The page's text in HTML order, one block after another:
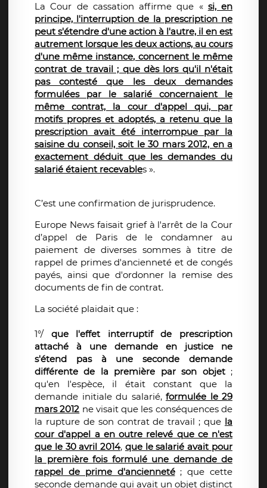
La Cour de cassation affirme que « si, en
principe, l'interruption de la prescription ne
peut s'étendre d'une action à l'autre, il en est
autrement lorsque les deux actions, au cours
d'une même instance, concernent le même
contrat de travail ; que dès lors qu'il n'était
pas contesté que les deux demandes
formulées par le salarié concernaient le
même contrat, la cour d'appel qui, par
motifs propres et adoptés, a retenu que la
prescription avait été interrompue par la
saisine du conseil, soit le 30 mars 2012, en a
exactement déduit que les demandes du
salarié étaient recevables ».
C’est une confirmation de jurisprudence.
Europe News faisait grief à l'arrêt de la Cour
d’appel de Paris de le condamner au
paiement de diverses sommes à titre de
rappel de primes d'ancienneté et de congés
payés, ainsi que d'ordonner la remise des
documents de fin de contrat.
La société plaidait que :
1°/ que l'effet interruptif de prescription
attaché à une demande en justice ne
s'étend pas à une seconde demande
différente de la première par son objet;
qu'en l'espèce, il était constant que la
demande initiale du salarié, formulée le 29
mars 2012 ne visait que les conséquences de
la rupture de son contrat de travail ; que la
cour d'appel a en outre relevé que ce n'est
que le 30 avril 2014, que le salarié avait pour
la première fois formulé une demande de
rappel de prime d'ancienneté; que cette
seconde demande qui avait un objet distinct